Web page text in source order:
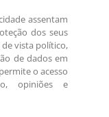
assentam
dos seus
vista político,
de dados em
o acesso
opiniões e